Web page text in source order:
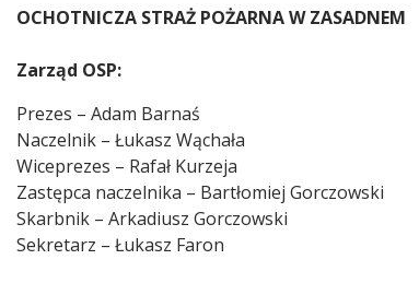
OCHOTNICZA STRAŻ POŻARNA W ZASADNEM
Zarząd OSP:
Prezes – Adam Barnaś
Naczelnik – Łukasz Wąchała
Wiceprezes – Rafał Kurzeja
Zastępca naczelnika – Bartłomiej Gorczowski
Skarbnik – Arkadiusz Gorczowski
Sekretarz – Łukasz Faron